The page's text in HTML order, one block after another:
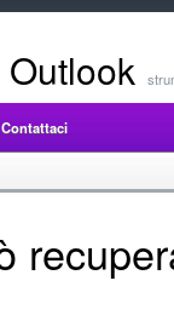
Contattaci